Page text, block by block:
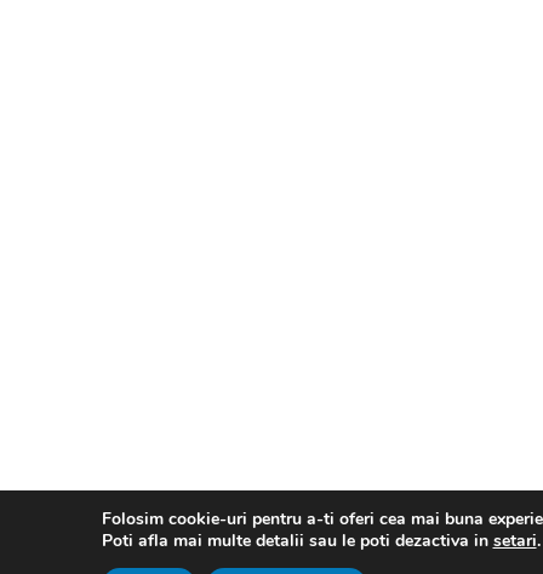
Folosim cookie-uri pentru a-ti oferi cea mai buna
Poti afla mai multe detalii sau le poti dezactiva in setari.